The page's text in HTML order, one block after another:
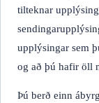
tilteknar
upplýsingar sem
og að þú hafir öll
Þú berð einn